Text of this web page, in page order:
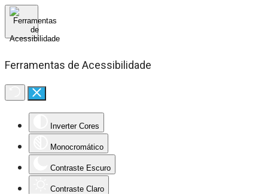
Ferramentas de Acessibilidade
Inverter Cores
Monocromático
Contraste Escuro
Contraste Claro